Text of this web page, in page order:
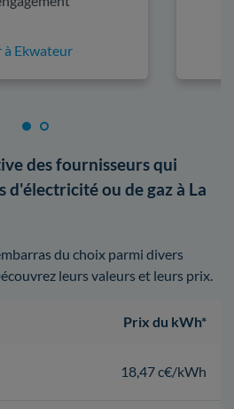
à Ekwateur
des fournisseurs qui
d'électricité ou de gaz à La
du choix parmi divers
leurs valeurs et leurs prix.
Prix du kWh*
18,47 c€/kWh